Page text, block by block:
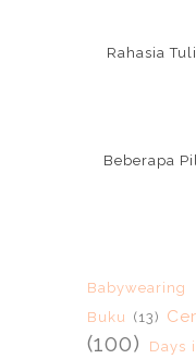
Rahasia
Beberapa
Babywearing
Buku (13)
(100)
Days